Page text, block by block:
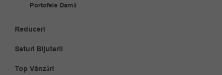
Portofele Damă
Reduceri
Seturi Bijuterii
Top Vânzări